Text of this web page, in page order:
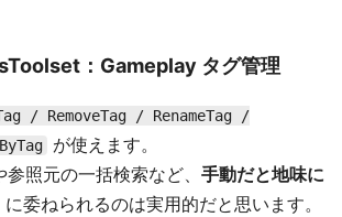
：Gameplay タグ管理
/ RemoveTag / RenameTag /
が使えます。
照元の一括検索など、 手動だと地味に
に委ねられるのは実用的だと思います。